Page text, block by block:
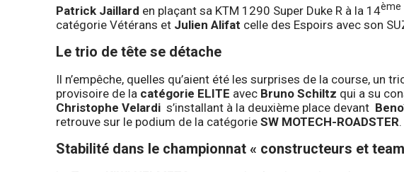
Patrick Jaillard en plaçant sa KTM 1290 Super Duke R à la 14ème
catégorie Vétérans et Julien Alifat celle des Espoirs avec son
Le trio de tête se détache
Il n’empêche, quelles qu’aient été les surprises de la course, un
provisoire de la catégorie ELITE avec Bruno Schiltz qui a su
Christophe Velardi s’installant à la deuxième place devant
retrouve sur le podium de la catégorie SW MOTECH-ROADSTER.
Stabilité dans le championnat « constructeurs et